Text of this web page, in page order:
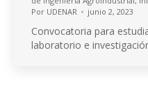
Por UDENAR junio 2, 2023
Convocatoria para
laboratorio e